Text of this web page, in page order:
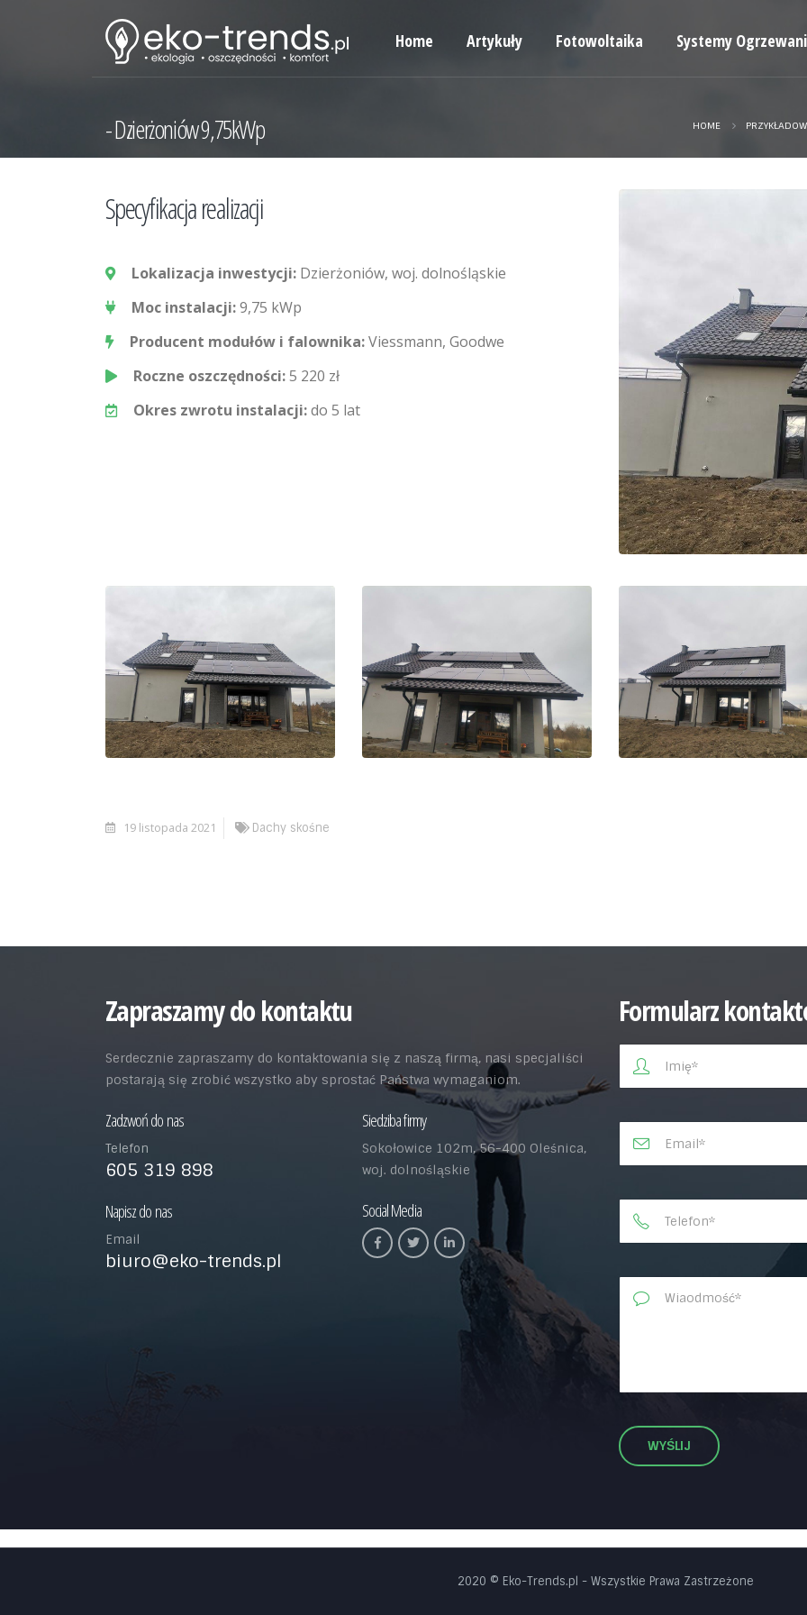
Home Artykuły Fotowoltaika Systemy
Dzierżoniów 9,75kWp HOME
Specyfikacja realizacji
Lokalizacja inwestycji: Dzierżoniów, woj. dolnośląskie
Moc instalacji:9,75 kWp
Producent modułów i falownika:Viessmann, Goodwe
Roczne oszczędności:5 220 zł
Okres zwrotu instalacji:do 5 lat
19 listopada 2021 Dachy skośne
Zapraszamy do kontaktu
Serdecznie zapraszamy do kontaktowania się z naszą firmą, nasi specjaliści
postarają się zrobić wszystko aby sprostać Państwa wymaganiom.
Zadzwoń do nas
Telefon
605 319 898
Napisz do nas
Email
biuro@eko-trends.pl
Siedziba firmy
Sokołowice 102m, 56-400 Oleśnica,
woj. dolnośląskie
Social Media
Formularz
2020 © Eko-Trends.pl - Wszystkie Prawa Zastrzeżone